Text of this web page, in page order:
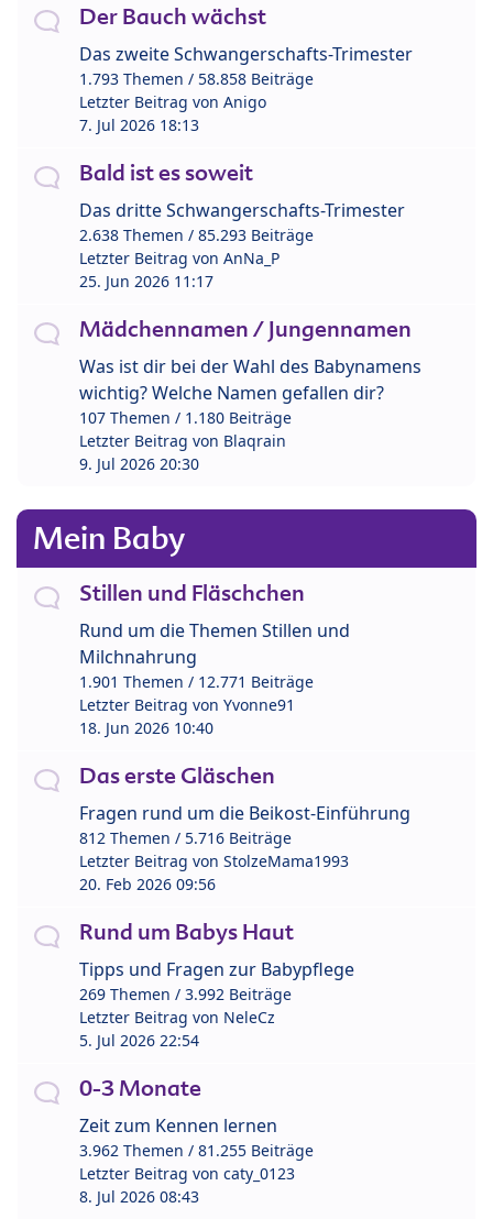
Der Bauch wächst
Das zweite Schwangerschafts-Trimester
1.793 Themen / 58.858 Beiträge
Letzter Beitrag von Anigo
7. Jul 2026 18:13
Bald ist es soweit
Das dritte Schwangerschafts-Trimester
2.638 Themen / 85.293 Beiträge
Letzter Beitrag von AnNa_P
25. Jun 2026 11:17
Mädchennamen / Jungennamen
Was ist dir bei der Wahl des Babynamens
wichtig? Welche Namen gefallen dir?
107 Themen / 1.180 Beiträge
Letzter Beitrag von Blaqrain
9. Jul 2026 20:30
Mein Baby
Stillen und Fläschchen
Rund um die Themen Stillen und
Milchnahrung
1.901 Themen / 12.771 Beiträge
Letzter Beitrag von Yvonne91
18. Jun 2026 10:40
Das erste Gläschen
Fragen rund um die Beikost-Einführung
812 Themen / 5.716 Beiträge
Letzter Beitrag von StolzeMama1993
20. Feb 2026 09:56
Rund um Babys Haut
Tipps und Fragen zur Babypflege
269 Themen / 3.992 Beiträge
Letzter Beitrag von NeleCz
5. Jul 2026 22:54
0-3 Monate
Zeit zum Kennen lernen
3.962 Themen / 81.255 Beiträge
Letzter Beitrag von caty_0123
8. Jul 2026 08:43